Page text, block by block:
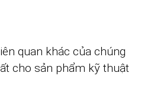
quan khác của chúng
cho sản phẩm kỹ thuật